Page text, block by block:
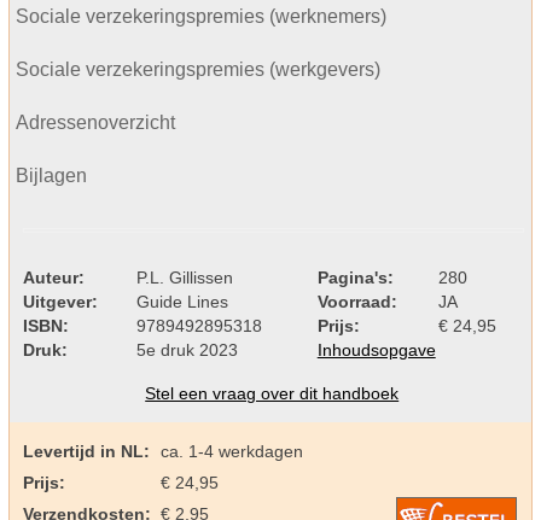
Sociale verzekeringspremies (werknemers)
Sociale verzekeringspremies (werkgevers)
Adressenoverzicht
Bijlagen
Auteur: P.L. Gillissen Pagina's:
280
Uitgever:
Guide Lines Voorraad:
JA
ISBN:
9789492895318 Prijs:
€ 24,95
Druk:
5e druk 2023 Inhoudsopgave
Stel een vraag over dit handboek
Levertijd in NL:
ca. 1-4 werkdagen
Prijs:
€ 24,95
Verzendkosten: € 2,95